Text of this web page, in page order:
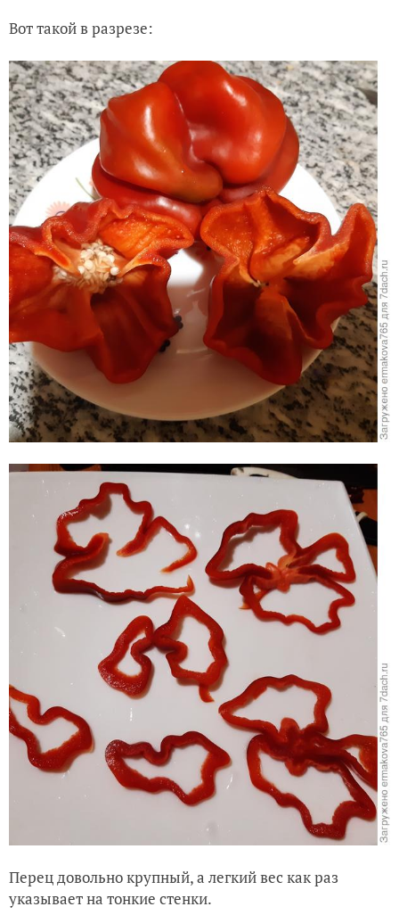
Вот такой в разрезе:
Перец довольно крупный, а легкий вес как раз
указывает на тонкие стенки.